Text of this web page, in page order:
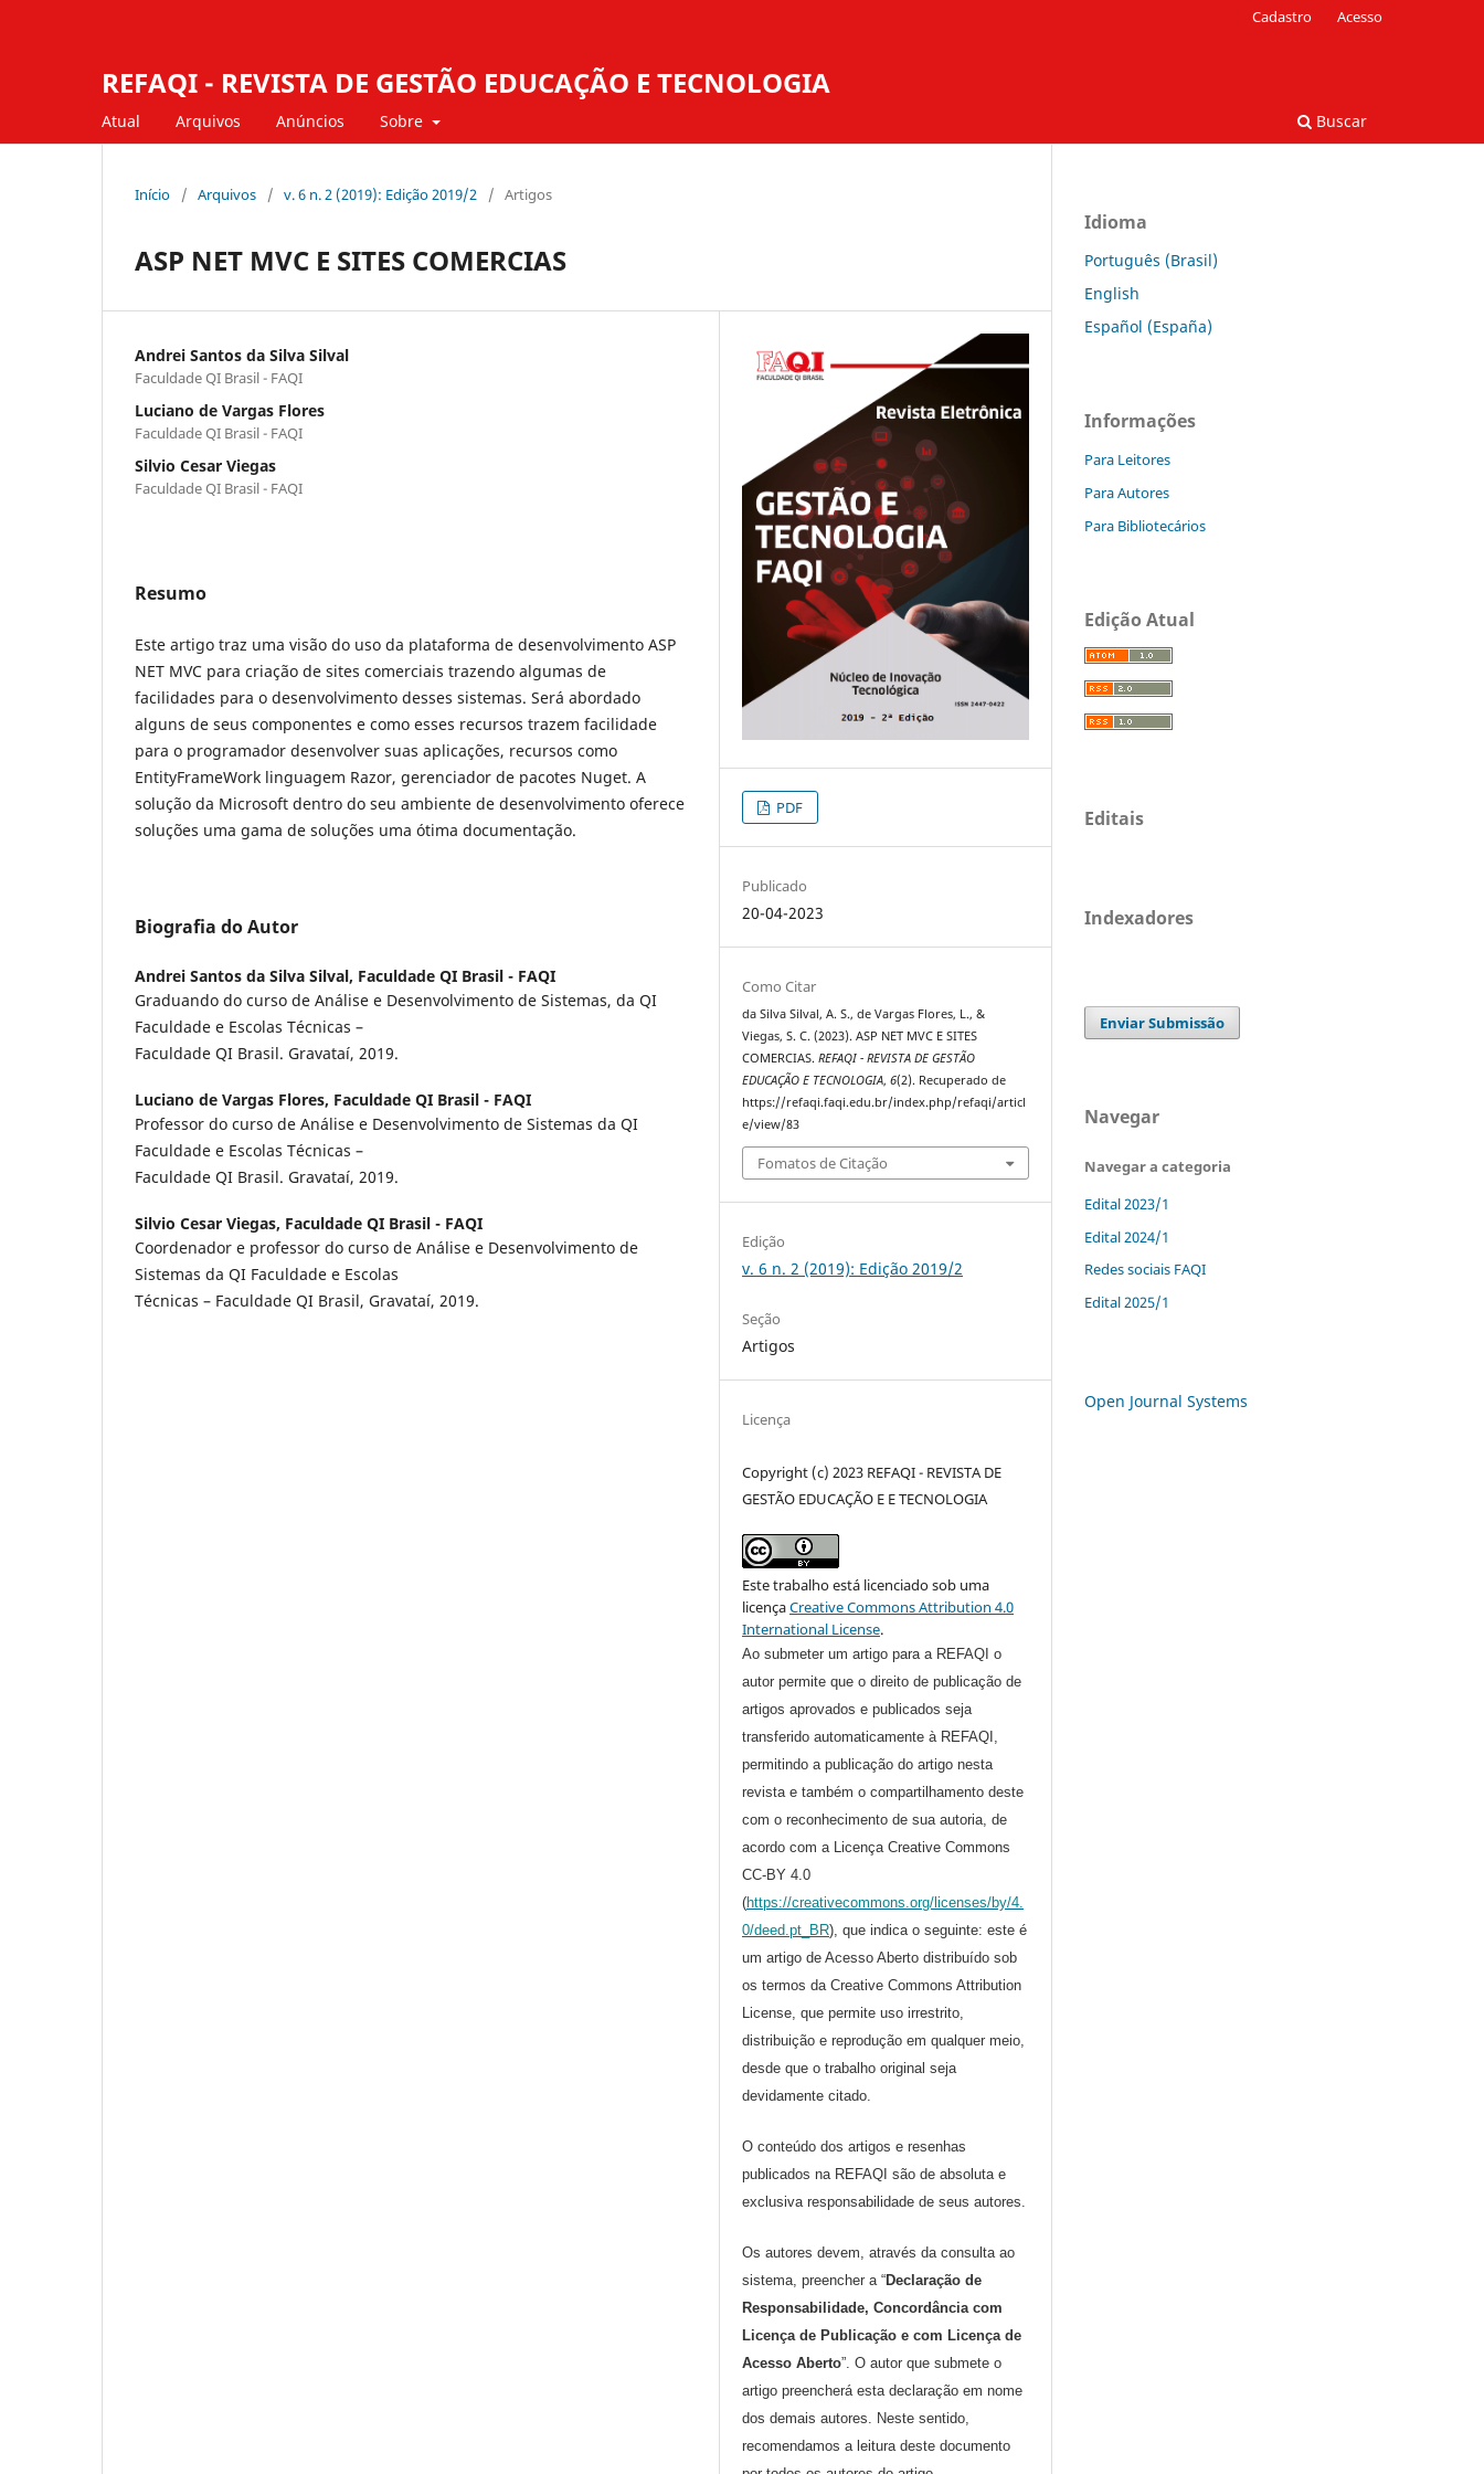
REFAQI - REVISTA DE GESTÃO EDUCAÇÃO E TECNOLOGIA
Atual Arquivos Anúncios Sobre Buscar
Cadastro Acesso
Início / Arquivos / v. 6 n. 2 (2019): Edição 2019/2 / Artigos
ASP NET MVC E SITES COMERCIAS
Andrei Santos da Silva Silval
Faculdade QI Brasil - FAQI
Luciano de Vargas Flores
Faculdade QI Brasil - FAQI
Silvio Cesar Viegas
Faculdade QI Brasil - FAQI
Resumo
Este artigo traz uma visão do uso da plataforma de desenvolvimento ASP
NET MVC para criação de sites comerciais trazendo algumas de
facilidades para o desenvolvimento desses sistemas. Será abordado
alguns de seus componentes e como esses recursos trazem facilidade
para o programador desenvolver suas aplicações, recursos como
EntityFrameWork linguagem Razor, gerenciador de pacotes Nuget. A
solução da Microsoft dentro do seu ambiente de desenvolvimento oferece
soluções uma gama de soluções uma ótima documentação.
Biografia do Autor
Andrei Santos da Silva Silval, Faculdade QI Brasil - FAQI
Graduando do curso de Análise e Desenvolvimento de Sistemas, da QI
Faculdade e Escolas Técnicas –
Faculdade QI Brasil. Gravataí, 2019.
Luciano de Vargas Flores, Faculdade QI Brasil - FAQI
Professor do curso de Análise e Desenvolvimento de Sistemas da QI
Faculdade e Escolas Técnicas –
Faculdade QI Brasil. Gravataí, 2019.
Silvio Cesar Viegas, Faculdade QI Brasil - FAQI
Coordenador e professor do curso de Análise e Desenvolvimento de
Sistemas da QI Faculdade e Escolas
Técnicas – Faculdade QI Brasil, Gravataí, 2019.
PDF
Publicado
20-04-2023
Como Citar
da Silva Silval, A. S., de Vargas Flores, L., &
Viegas, S. C. (2023). ASP NET MVC E SITES
COMERCIAS.REFAQI - REVISTA DE GESTÃO
EDUCAÇÃO E TECNOLOGIA,6(2). Recuperado de
https://refaqi.faqi.edu.br/index.php/refaqi/articl
e/view/83
Fomatos de Citação
Edição
v. 6 n. 2 (2019): Edição 2019/2
Seção
Artigos
Licença
Copyright (c) 2023 REFAQI - REVISTA DE
GESTÃO EDUCAÇÃO E E TECNOLOGIA
Este trabalho está licenciado sob uma
licençaCreative Commons Attribution 4.0
International License.
Ao submeter um artigo para a REFAQI o
autor permite que o direito de publicação de
artigos aprovados e publicados seja
transferido automaticamente à REFAQI,
permitindo a publicação do artigo nesta
revista e também o compartilhamento deste
com o reconhecimento de sua autoria, de
acordo com a Licença Creative Commons
CC-BY 4.0
(https://creativecommons.org/licenses/by/4.
0/deed.pt_BR), que indica o seguinte: este é
um artigo de Acesso Aberto distribuído sob
os termos da Creative Commons Attribution
License, que permite uso irrestrito,
distribuição e reprodução em qualquer meio,
desde que o trabalho original seja
devidamente citado.
O conteúdo dos artigos e resenhas
publicados na REFAQI são de absoluta e
exclusiva responsabilidade de seus autores.
Os autores devem, através da consulta ao
sistema, preencher a “Declaração de
Responsabilidade, Concordância com
Licença de Publicação e com Licença de
Acesso Aberto”. O autor que submete o
artigo preencherá esta declaração em nome
dos demais autores. Neste sentido,
recomendamos a leitura deste documento
Idioma
Português (Brasil)
English
Español (España)
Informações
Para Leitores
Para Autores
Para Bibliotecários
Edição Atual
Editais
Indexadores
Enviar Submissão
Navegar
Navegar a categoria
Edital 2023/1
Edital 2024/1
Redes sociais FAQI
Edital 2025/1
Open Journal Systems